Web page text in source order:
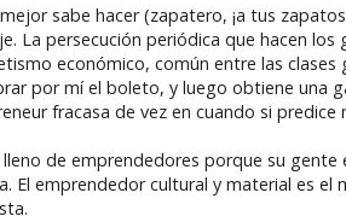
sabe hacer (zapatero, ¡a tus
La persecución periódica que hacen los
económico, común entre las
por mí el boleto, y luego obtiene una
fracasa de vez en cuando si
de emprendedores porque su
El emprendedor cultural y material es